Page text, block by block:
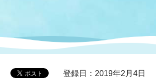
登録日：2019年2月4日